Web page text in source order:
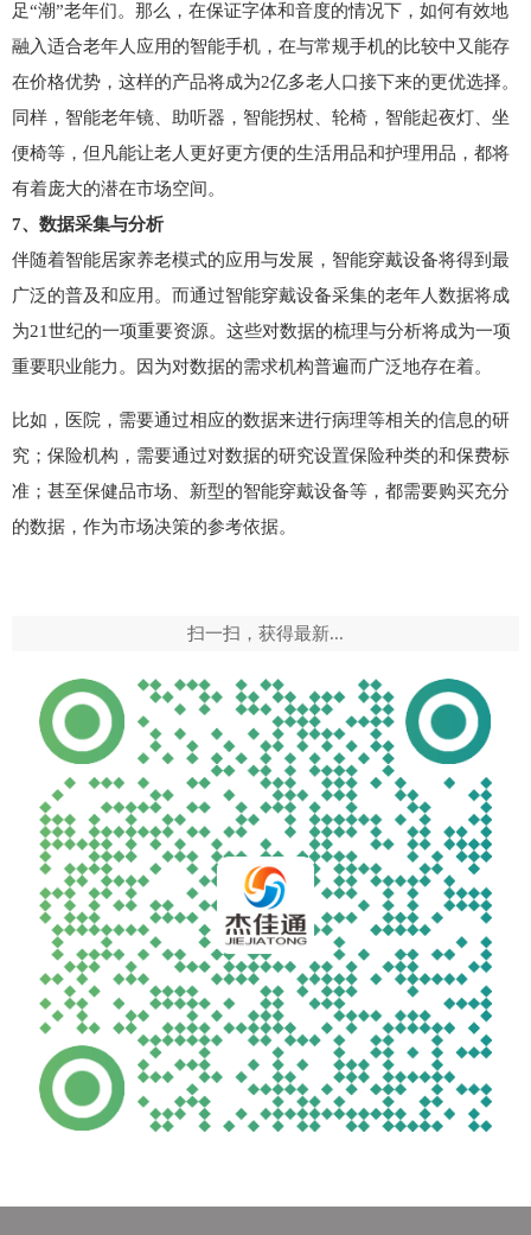
足“潮”老年们。那么，在保证字体和音度的情况下，如何有效地
融入适合老年人应用的智能手机，在与常规手机的比较中又能存
在价格优势，这样的产品将成为2亿多老人口接下来的更优选择。
同样，智能老年镜、助听器，智能拐杖、轮椅，智能起夜灯、坐
便椅等，但凡能让老人更好更方便的生活用品和护理用品，都将
有着庞大的潜在市场空间。
7、数据采集与分析
伴随着智能居家养老模式的应用与发展，智能穿戴设备将得到最
广泛的普及和应用。而通过智能穿戴设备采集的老年人数据将成
为21世纪的一项重要资源。这些对数据的梳理与分析将成为一项
重要职业能力。因为对数据的需求机构普遍而广泛地存在着。
比如，医院，需要通过相应的数据来进行病理等相关的信息的研
究；保险机构，需要通过对数据的研究设置保险种类的和保费标
准；甚至保健品市场、新型的智能穿戴设备等，都需要购买充分
的数据，作为市场决策的参考依据。
扫一扫，获得最新...